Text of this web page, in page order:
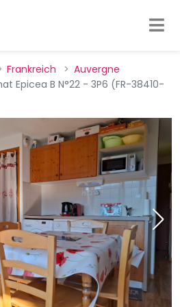
Frankreich
Auvergne
Epicea B N°22 - 3P6 (FR-38410-